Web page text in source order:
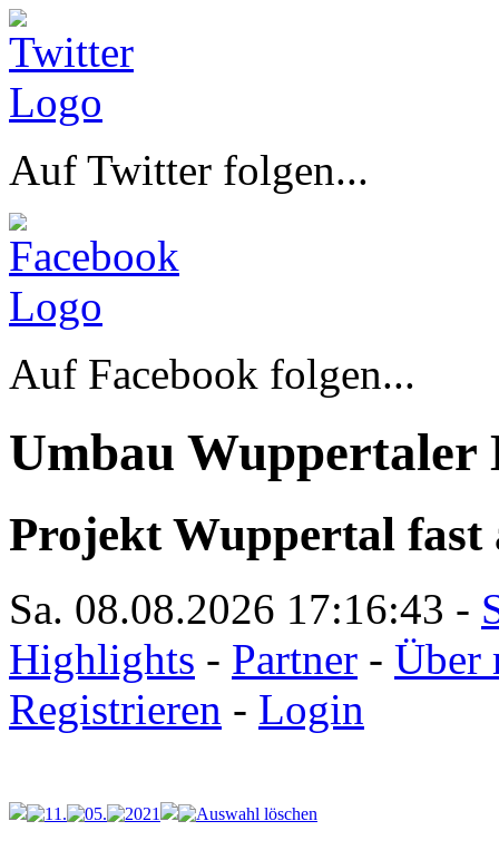
Auf Twitter folgen...
Auf Facebook folgen...
Umbau Wuppertaler
Projekt Wuppertal fast
Sa. 08.08.2026 17:16:43 -
Highlights - Partner - Über
Registrieren - Login